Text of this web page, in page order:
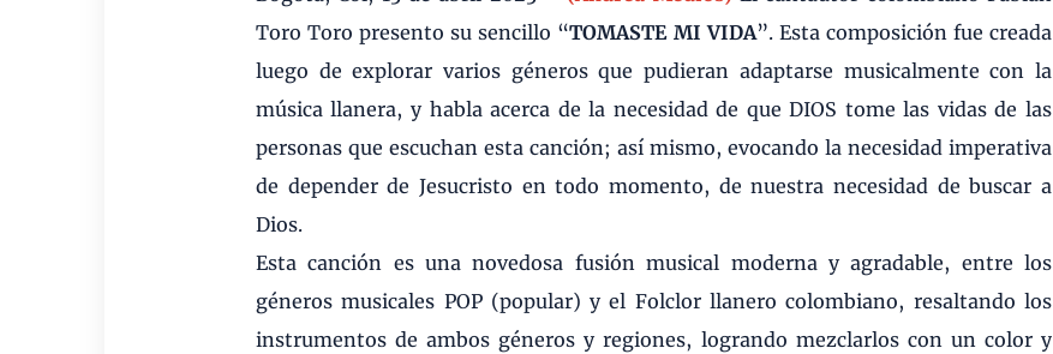
Toro Toro presento su sencillo “TOMASTE MI VIDA”. Esta composición fue creada
luego de explorar varios géneros que pudieran adaptarse musicalmente con la
música llanera, y habla acerca de la necesidad de que DIOS tome las vidas de las
personas que escuchan esta canción; así mismo, evocando la necesidad imperativa
de depender de Jesucristo en todo momento, denuestra necesidad de buscar a
Dios.
Esta canción es una novedosa fusión musical moderna y agradable, entre los
géneros musicales POP (popular) y el Folclor llanero colombiano, resaltando los
instrumentos de ambos géneros y regiones, logrando mezclarlos con un color y